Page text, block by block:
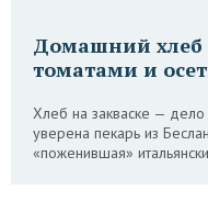
Домашний хлеб
томатами и
Хлеб на закваске — дело
уверена пекарь из
«поженившая»